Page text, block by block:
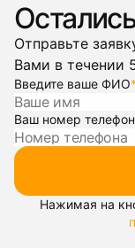
Отправьте
Вами в течении
Введите ваше ФИО*
Ваш номер
Нажимая на